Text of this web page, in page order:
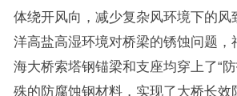
体绕开风向，减少复杂风环境下的风
洋高盐高湿环境对桥梁的锈蚀问题，
海大桥索塔钢锚梁和支座均穿上了“
殊的防腐蚀钢材料，实现了大桥长效